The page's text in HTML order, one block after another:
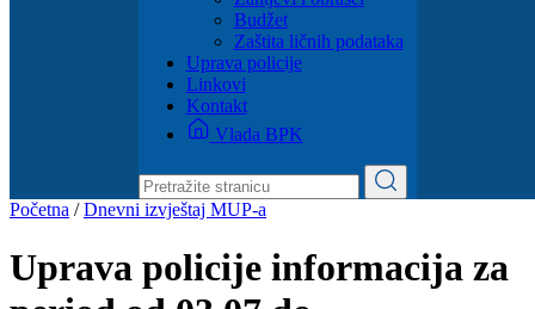
Dokumenti
Zakoni i propisi
Zahtjevi i obrasci
Budžet
Zaštita ličnih podataka
Uprava policije
Linkovi
Kontakt
Vlada BPK
Početna/Dnevni izvještaj MUP-a